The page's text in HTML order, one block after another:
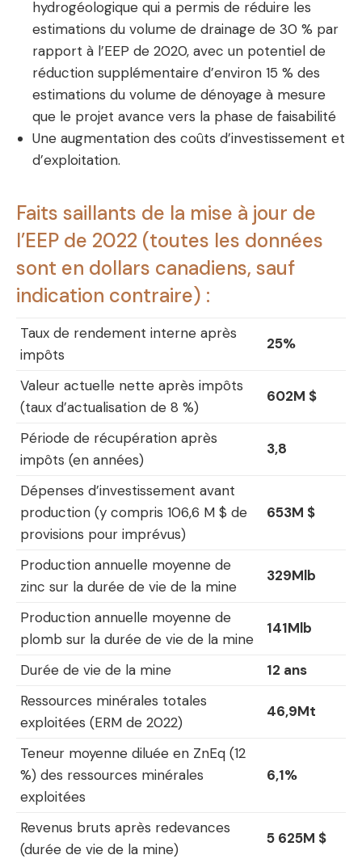
hydrogéologique qui a permis de réduire les
estimations du volume de drainage de 30 % par
rapport à l’EEP de 2020, avec un potentiel de
réduction supplémentaire d’environ 15 % des
estimations du volume de dénoyage à mesure
que le projet avance vers la phase de faisabilité
Une augmentation des coûts d’investissement et
d’exploitation.
Faits saillants de la mise à jour de
l’EEP de 2022 (toutes les données
sont en dollars canadiens, sauf
indication contraire) :
Taux de rendement interne après
impôts
25%
Valeur actuelle nette après impôts
(taux d’actualisation de 8 %)
602M $
Période de récupération après
impôts (en années)
3,8
Dépenses d’investissement avant
production (y compris 106,6 M $ de
provisions pour imprévus)
653M $
Production annuelle moyenne de
zinc sur la durée de vie de la mine
329Mlb
Production annuelle moyenne de
plomb sur la durée de vie de la mine
141Mlb
Durée de vie de la mine
12 ans
Ressources minérales totales
exploitées (ERM de 2022)
46,9Mt
Teneur moyenne diluée en ZnEq (12
%) des ressources minérales
exploitées
6,1%
Revenus bruts après redevances
(durée de vie de la mine)
5 625M $